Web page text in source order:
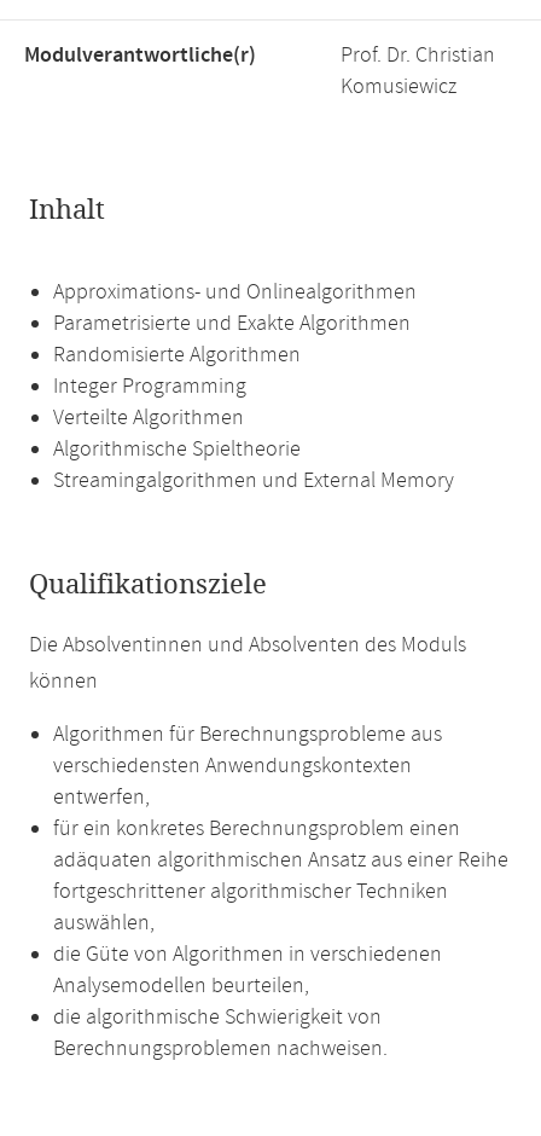
Modulverantwortliche(r)
Prof. Dr. Christian
Komusiewicz
Inhalt
Approximations- und Onlinealgorithmen
Parametrisierte und Exakte Algorithmen
Randomisierte Algorithmen
Integer Programming
Verteilte Algorithmen
Algorithmische Spieltheorie
Streamingalgorithmen und External Memory
Qualifikationsziele
Die Absolventinnen und Absolventen des Moduls
können
Algorithmen für Berechnungsprobleme aus
verschiedensten Anwendungskontexten
entwerfen,
für ein konkretes Berechnungsproblem einen
adäquaten algorithmischen Ansatz aus einer Reihe
fortgeschrittener algorithmischer Techniken
auswählen,
die Güte von Algorithmen in verschiedenen
Analysemodellen beurteilen,
die algorithmische Schwierigkeit von
Berechnungsproblemen nachweisen.